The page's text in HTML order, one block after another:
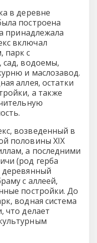
в деревне
построена
принадлежала
включал
парк с
сад, водоемы,
и маслозавод.
аллея, остатки
а также
возведенный в
половины XIX
а последними
(род герба
деревянный
с аллеей,
постройки. До
водная система
что делает